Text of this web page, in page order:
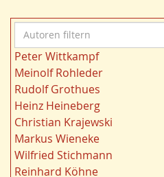
Kultur 22
Kulturlandschaft
Wohnen 21
Gewässer 21
Ruhrgebiet 20
Migration/Wanderung
Strukturwandel 20
Städtebau 20
Wahl 20
Ländliche Entwicklung
u
t
o
r
e
n
f
i
Peter Wittkampf
Meinolf Rohleder
Rudolf Grothues
Heinz Heineberg
Christian Krajewski
Markus Wieneke
Wilfried Stichmann
Reinhard Köhne